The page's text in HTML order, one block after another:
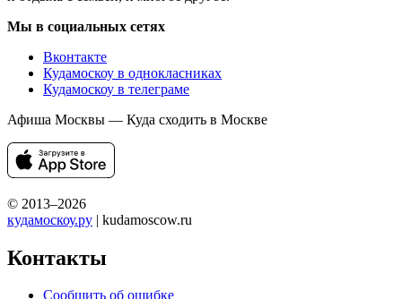
Мы в социальных сетях
Вконтакте
Кудамоскоу в однокласниках
Кудамоскоу в телеграме
Афиша Москвы — Куда сходить в Москве
© 2013–2026
кудамоскоу.ру | kudamoscow.ru
Контакты
Сообщить об ошибке